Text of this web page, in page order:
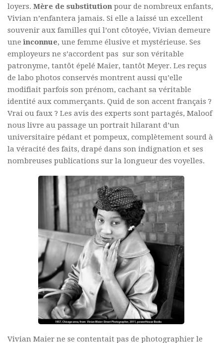
loyers. Mère de substitution pour de nombreux enfants,
Vivian n’enfantera jamais. Si elle a laissé un excellent
souvenir aux familles qui l’ont côtoyée, Vivian demeure
uneinconnue, une femme élusive et mystérieuse. Ses
employeurs ne s’accordent pas sur son véritable
patronyme, tantôt épelé Maier, tantôt Meyer. Les reçus
de labo photos conservés montrent aussi qu’elle
modifiait parfois son prénom, cachant sa véritable
identité aux commerçants. Quid de son accent français ?
Vrai ou faux ? Les avis des experts sont partagés, Maloof
nous livre au passage un portrait hilarant d’un
universitaire pédant et pompeux, complètement sourd à
la véracité des faits, drapé dans son indignation et ses
nombreuses publications sur la longueur des voyelles.
Vivian Maier ne se contentait pas de photographier le